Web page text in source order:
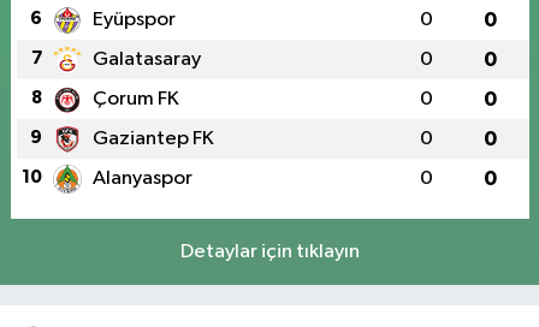
6 Eyüpspor 0 0
7 Galatasaray 0 0
8 Çorum FK 0 0
9 Gaziantep FK 0 0
10 Alanyaspor 0 0
Detaylar için tıklayın